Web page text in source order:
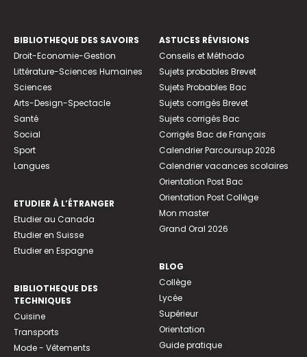
BIBLIOTHEQUE DES SAVOIRS
Droit-Economie-Gestion
Littérature-Sciences Humaines
Sciences
Arts-Design-Spectacle
Santé
Social
Sport
Langues
ETUDIER À L’ÉTRANGER
Etudier au Canada
Etudier en Suisse
Etudier en Espagne
BIBLIOTHEQUE DES
TECHNIQUES
Cuisine
Transports
Mode - Vêtements
ASTUCES RÉVISIONS
Conseils et Méthodo
Sujets probables Brevet
Sujets Probables Bac
Sujets corrigés Brevet
Sujets corrigés Bac
Corrigés Bac de Français
Calendrier Parcoursup 2026
Calendrier vacances scolaires
Orientation Post Bac
Orientation Post Collège
Mon master
Grand Oral 2026
BLOG
Collège
Lycée
Supérieur
Orientation
Guide pratique